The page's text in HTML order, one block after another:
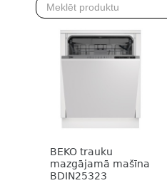
BEKO trauku
mazgājamā mašīna
BDIN25323